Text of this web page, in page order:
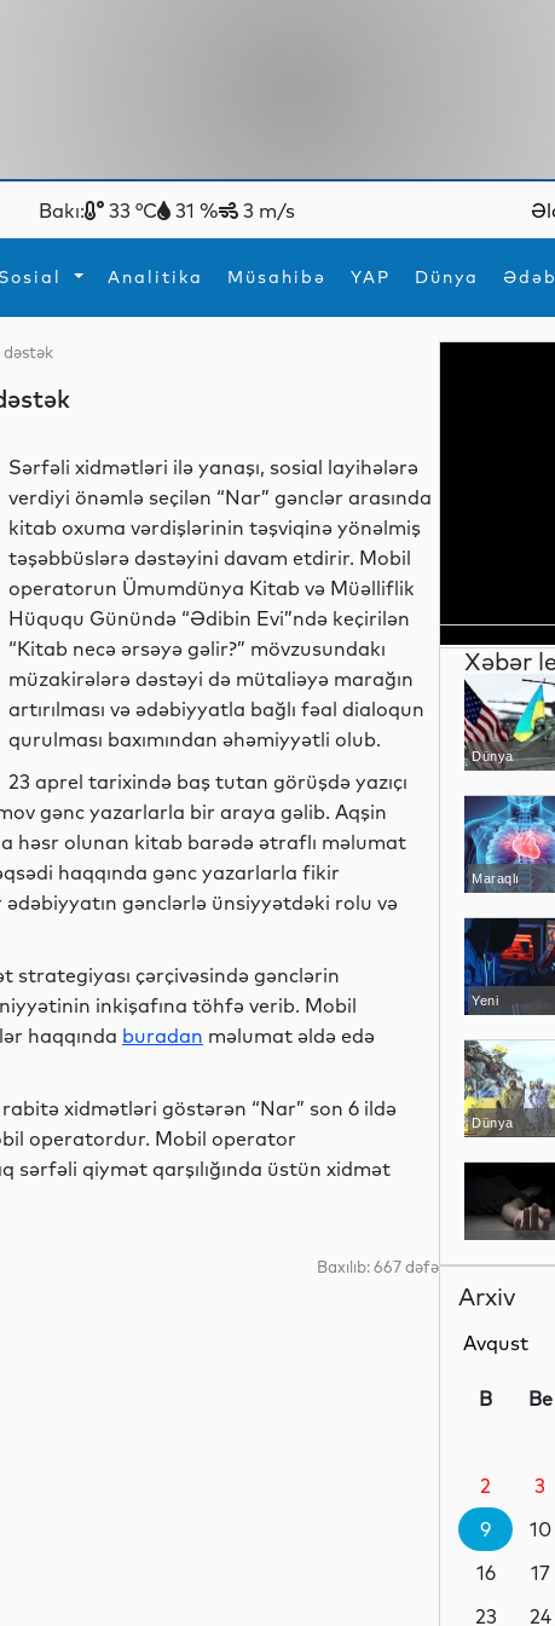
Bakı: 33 °C 31 % 3 m/s
Sosial Analitika Müsahibə YAP Dünya
İdman
Sərfəli xidmətləri ilə yanaşı, sosial layihələrə
verdiyi önəmlə seçilən “Nar” gənclər arasında
kitab oxuma vərdişlərinin təşviqinə yönəlmiş
təşəbbüslərə dəstəyini davam etdirir. Mobil
operatorun Ümumdünya Kitab və Müəlliflik
Hüququ Günündə “Ədibin Evi”ndə keçirilən
“Kitab necə ərsəyə gəlir?” mövzusundakı
müzakirələrə dəstəyi də mütaliəyə marağın
artırılması və ədəbiyyatla bağlı fəal dialoqun
qurulması baxımından əhəmiyyətli olub.
23 aprel tarixində baş tutan görüşdə yazıçı
gənc yazarlarla bir araya gəlib. Aqşin
həsr olunan kitab barədə ətraflı məlumat
haqqında gənc yazarlarla fikir
gənclərlə ünsiyyətdəki rolu və
strategiyası çərçivəsində gənclərin
inkişafına töhfə verib. Mobil
haqqında buradan məlumat əldə edə
xidmətləri göstərən “Nar” son 6 ildə
operatordur. Mobil operator
qiymət qarşılığında üstün xidmət
Baxılıb: 667 dəfə
Xəbər
Dünya
Maraqlı
Yeni
Dünya
Hadisə
Hadisə
İdman
Arxiv
B Be
2
3
9
10
16
17
23
24